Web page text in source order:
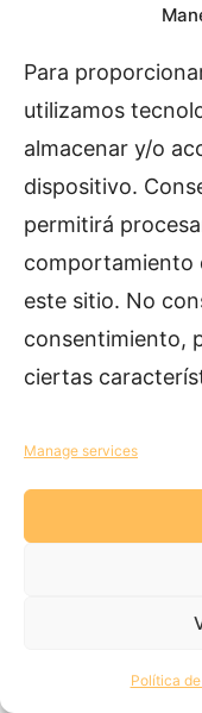
Para
utilizamos
almacenar y/o
dispositivo.
permitirá
comportamiento
este sitio. No
consentimiento,
ciertas
Manage services
Política
LESSON 13.
LESSON 15. Uses
LESSON 16. Days
LESSON 17.
3. Poder:
Permission
6 lessons
5. Querer,
Likes & Free
Please
you’re already
content.